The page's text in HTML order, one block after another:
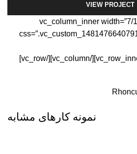
VIEW PROJECT
[/vc_column_inner][vc_column_inner
نمونه کارهای مشابه